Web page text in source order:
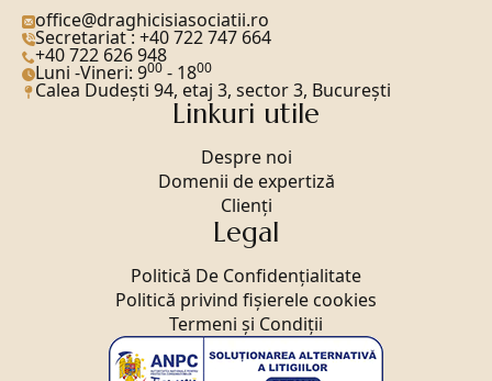
office@draghicisiasociatii.ro
Secretariat : +40 722 747 664
+40 722 626 948
Luni -Vineri: 900 - 1800
Calea Dudeşti 94, etaj 3, sector 3, Bucureşti
Linkuri utile
Despre noi
Domenii de expertiză
Clienți
Legal
Politică De Confidenţialitate
Politică privind fișierele cookies
Termeni și Condiții